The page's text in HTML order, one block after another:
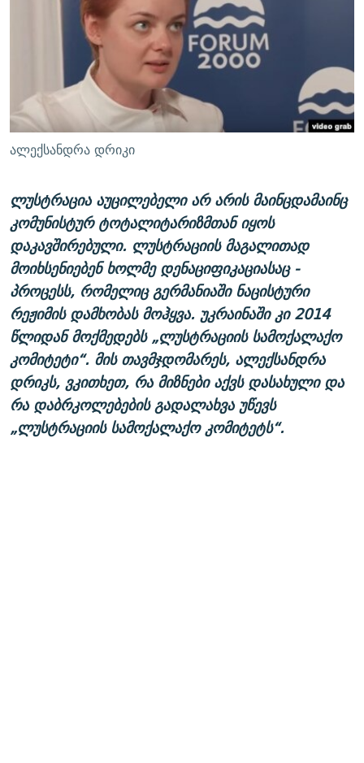
ᲛᲝᲚᲐᲞᲐᲠᲐᲙᲔ ᲢᲔᲥᲡᲢᲔᲑᲘ
ᲨᲘᲜ - ᲣᲪᲮᲝᲔᲗᲨᲘ
ᲚᲘᲢᲔᲠᲐᲢᲣᲠᲣᲚᲘ ᲬᲐᲮᲜᲐᲒᲔᲑᲘ
ᲐᲛᲔᲠᲘᲙᲣᲚᲘ ᲛᲝᲗᲮᲠᲝᲑᲐ
ᲘᲛᲞᲔᲠᲘᲐ ᲓᲐ ᲠᲐᲓᲘᲝ
ᲩᲔᲛᲘ ᲡᲘᲙᲕᲓᲘᲚᲘᲡ ᲛᲘᲖᲔᲖᲘᲐ COVID-19
11 ᲬᲔᲚᲘ - 11 ᲐᲛᲑᲐᲕᲘ
ᲡᲐᲞᲐᲠᲚᲐᲛᲔᲜᲢᲝ ᲐᲠᲩᲔᲕᲜᲔᲑᲘᲡ ᲘᲡᲢᲝᲠᲘᲐ
ᲑᲐᲕᲨᲕᲔᲑᲘ ᲞᲠᲝᲡᲢᲘᲢᲣᲪᲘᲐᲨᲘ - ᲐᲛᲝᲣᲗᲥᲛᲔᲚᲘ ᲐᲛᲑᲐᲕᲘ
5 ᲐᲛᲑᲐᲕᲘ - 20 ᲘᲕᲜᲘᲡᲡ ᲓᲐᲨᲐᲕᲔᲑᲣᲚᲔᲑᲘ
ᲐᲒᲕᲘᲡᲢᲝᲡ ᲝᲛᲘ
ПРИВЕТ ᲙᲣᲚᲢᲣᲠᲐ
რთე/რთ-ის ყველა საიტი
ალექსანდრა დრიკი
ლუსტრაცია აუცილებელი არ არის მაინცდამაინც
კომუნისტურ ტოტალიტარიზმთან იყოს
დაკავშირებული. ლუსტრაციის მაგალითად
მოიხსენიებენ ხოლმე დენაციფიკაციასაც -
პროცესს, რომელიც გერმანიაში ნაცისტური
რეჟიმის დამხობას მოჰყვა. უკრაინაში კი 2014
წლიდან მოქმედებს „ლუსტრაციის სამოქალაქო
კომიტეტი“. მის თავმჯდომარეს, ალექსანდრა
დრიკს, ვკითხეთ, რა მიზნები აქვს დასახული და
რა დაბრკოლებების გადალახვა უწევს
„ლუსტრაციის სამოქალაქო კომიტეტს“.